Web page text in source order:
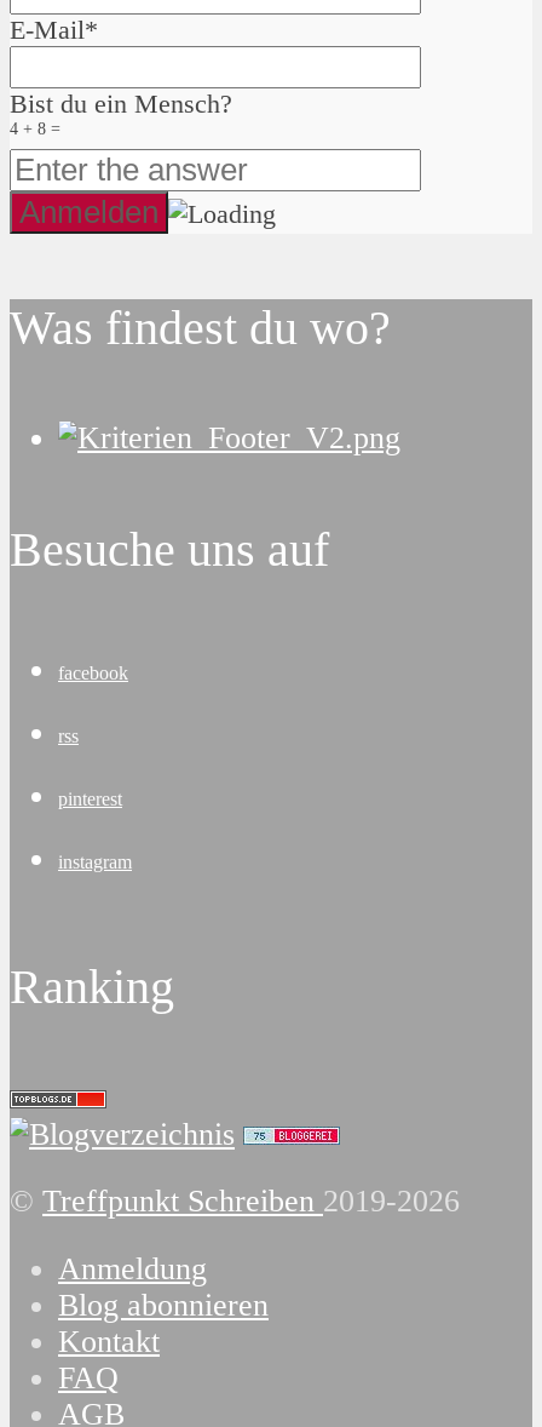
E-Mail*
Bist du ein Mensch?
4 + 8 =
Was findest du wo?
Besuche uns auf
facebook
rss
pinterest
instagram
Ranking
© Treffpunkt Schreiben 2019-2026
Anmeldung
Blog abonnieren
Kontakt
FAQ
AGB